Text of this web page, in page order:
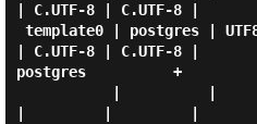
| C.UTF-8 | C.UTF-8 |
| C.UTF-8 | C.UTF-8 |
postgres          +
|         |         |